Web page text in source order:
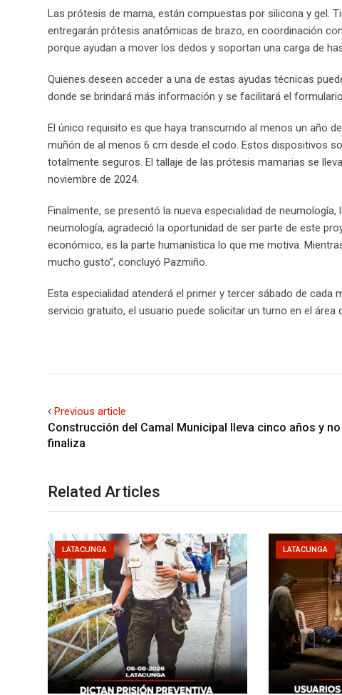
Las prótesis de mama, están compuestas por silicona y gel.
entregarán prótesis anatómicas de brazo, en coordinación
porque ayudan a mover los dedos y soportan una carga de
Quienes deseen acceder a una de estas ayudas técnicas
donde se brindará más información y se facilitará el
El único requisito es que haya transcurrido al menos un año
muñón de al menos 6 cm desde el codo. Estos dispositivos
totalmente seguros. El tallaje de las prótesis mamarias se
noviembre de 2024.
Finalmente, se presentó la nueva especialidad de
neumología, agradeció la oportunidad de ser parte de este
económico, es la parte humanística lo que me motiva.
mucho gusto”, concluyó Pazmiño.
Esta especialidad atenderá el primer y tercer sábado de cada
servicio gratuito, el usuario puede solicitar un turno en el área
Previous article
Construcción del Camal Municipal lleva cinco años y no
finaliza
Related Articles
LATACUNGA LATACUNGA